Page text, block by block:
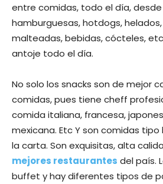
entre comidas, todo el día, desde
hamburguesas, hotdogs,
malteadas, bebidas, cócteles,
antoje todo el día.
No solo los snacks son de mejor
comidas, pues tiene cheff
comida italiana, francesa,
mexicana. Etc Y son comidas
la carta. Son exquisitas, alta
mejores restaurantes del país.
buffet y hay diferentes tipos de